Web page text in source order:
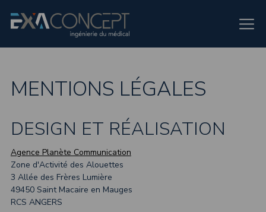
MENTIONS LÉGALES
DESIGN ET RÉALISATION
Agence Planète Communication
Zone d'Activité des Alouettes
3 Allée des Frères Lumière
49450 Saint Macaire en Mauges
RCS ANGERS